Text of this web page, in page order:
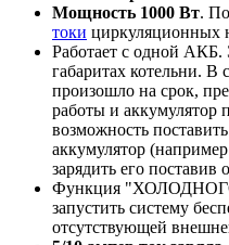
Мощность 1000 Вт.
токи циркуляционных
Работает с одной
габаритах котельни. В
произошло на срок,
работы и аккумулятор
возможность
аккумулятор
зарядить его поставив
Функция
запустить систему
отсутствующей